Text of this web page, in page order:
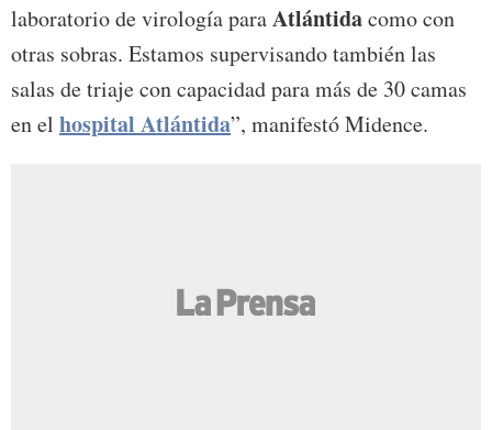
laboratorio de virología paraAtlántidacomo con
otras sobras. Estamos supervisando también las
salas de triaje con capacidad para más de 30 camas
en el hospital Atlántida”, manifestó Midence.